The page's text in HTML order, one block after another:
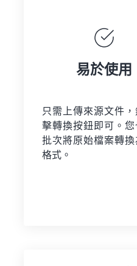
易於使用
只需上傳來源文件
擊轉換按鈕即可。
批次將原始檔案轉
格式。